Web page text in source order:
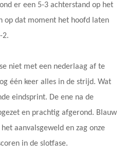
er een 5-3 achterstand op het
op dat moment het hoofd laten
2.
niet met een nederlaag af te
één keer alles in de strijd. Wat
eindsprint. De ene na de
en prachtig afgerond. Blauw
aanvalsgeweld en zag onze
in de slotfase.